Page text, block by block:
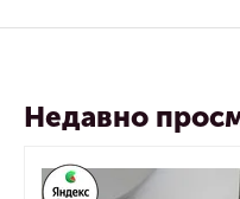
Недавно